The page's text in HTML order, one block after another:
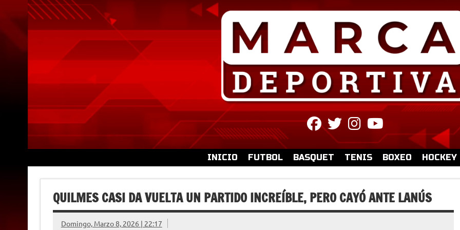
fab
fa-
facebook
fab
fa-
twitter
fab
fa-
instagram
fa-
youtube
INICIO FUTBOL BASQUET TENIS BOXEO HOCKEY
QUILMES CASI DA VUELTA UN PARTIDO INCREÍBLE, PERO CAYÓ ANTE LANÚS
Domingo, Marzo 8, 2026 | 22:17